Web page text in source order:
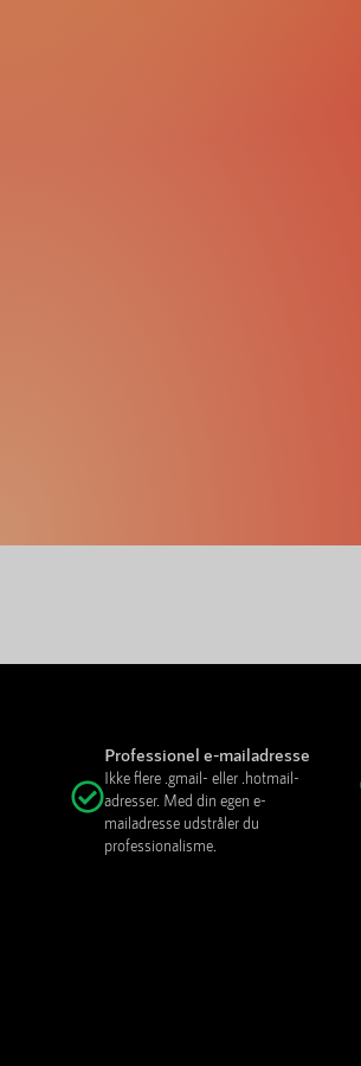
Professionel e-mailadresse
Ikke flere .gmail- eller .hotmail-
adresser. Med din egen e-
mailadresse udstråler du
professionalisme.